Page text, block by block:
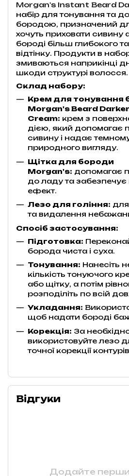
Morgan's Instant Beard
набір для тонування та
бородою, призначений
хочуть приховати сивину
бороді більш глибокого
відтінку. Продукти в
змиваються наприкінці
шкоди структурі волосся.
Склад набору:
Крем для тонування
Morgan's Beard
Cream: крем з
дією, який допомагає
сивину і надає
природного вигляду.
Щітка для бороди
Morgan's: допомагає
до ладу та
ефект.
Лезо для гоління:
та видалення
Спосіб застосування:
Підготовка:
борода чиста і суха.
Тонування: Нанесіть
кількість тонуючого
або щітку, а потім
розподіліть по всій
Укладання:
щоб надати бороді
Корекція: За
використовуйте лезо
точної корекції
Відгуки
Додайте